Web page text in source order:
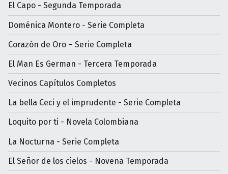
El Capo - Segunda Temporada
Doménica Montero - Serie Completa
Corazón de Oro – Serie Completa
El Man Es German - Tercera Temporada
Vecinos Capítulos Completos
La bella Ceci y el imprudente - Serie Completa
Loquito por ti - Novela Colombiana
La Nocturna - Serie Completa
El Señor de los cielos - Novena Temporada